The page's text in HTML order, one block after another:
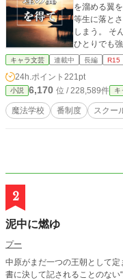
を溜める翼
等生に落と
しまう。 そ
ひとりでも
「番になれ」と申し込ま
業の実践パ
理由あって
子に固執す
た事故の真相。 連理学園はひとつの騒動に巻
キャラ文芸 連載中 長編 R15
24h.ポイント 221pt
小説 6,170 位 / 228,589件 キ
魔法学校 番制度 スクー
2
泥中に燃ゆ
プー
中原がまだ一つの王朝として
書に決して記されることのない“異能”があっ